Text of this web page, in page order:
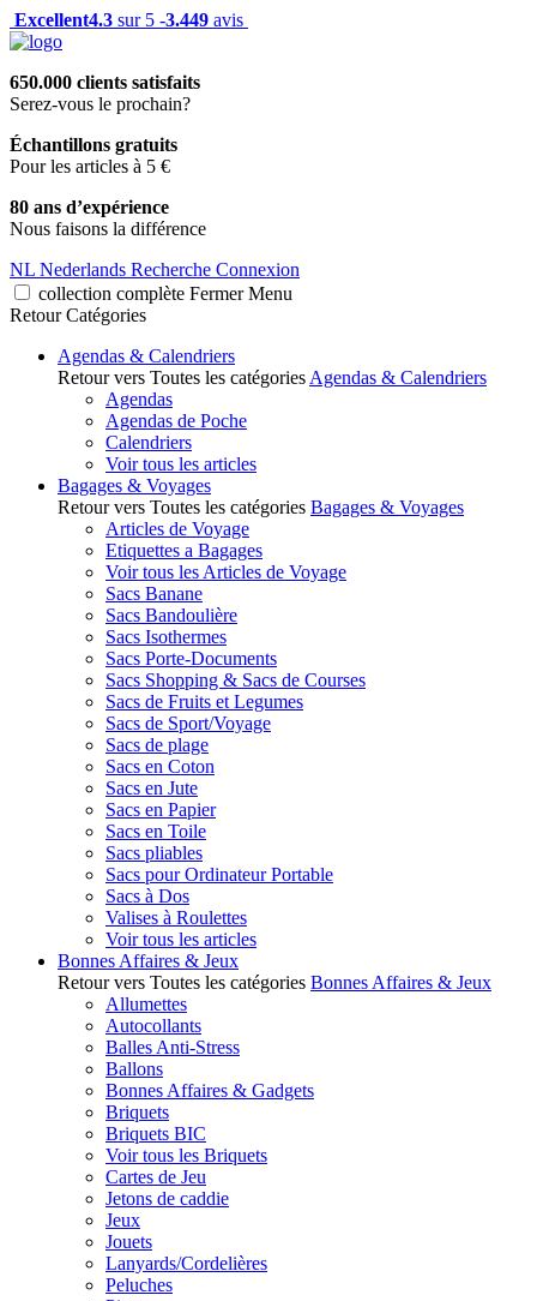
Excellent4.3 sur 5 -3.449 avis
650.000 clients satisfaits
Serez-vous le prochain?
Échantillons gratuits
Pour les articles à 5 €
80 ans d’expérience
Nous faisons la différence
NL Nederlands Recherche Connexion
collection complète Fermer Menu
Retour Catégories
Agendas & Calendriers
Retour vers Toutes les catégories Agendas & Calendriers
Agendas
Agendas de Poche
Calendriers
Voir tous les articles
Bagages & Voyages
Retour vers Toutes les catégories Bagages & Voyages
Articles de Voyage
Etiquettes a Bagages
Voir tous les Articles de Voyage
Sacs Banane
Sacs Bandoulière
Sacs Isothermes
Sacs Porte-Documents
Sacs Shopping & Sacs de Courses
Sacs de Fruits et Legumes
Sacs de Sport/Voyage
Sacs de plage
Sacs en Coton
Sacs en Jute
Sacs en Papier
Sacs en Toile
Sacs pliables
Sacs pour Ordinateur Portable
Sacs à Dos
Valises à Roulettes
Voir tous les articles
Bonnes Affaires & Jeux
Retour vers Toutes les catégories Bonnes Affaires & Jeux
Allumettes
Autocollants
Balles Anti-Stress
Ballons
Bonnes Affaires & Gadgets
Briquets
Briquets BIC
Voir tous les Briquets
Cartes de Jeu
Jetons de caddie
Jeux
Jouets
Lanyards/Cordelières
Peluches